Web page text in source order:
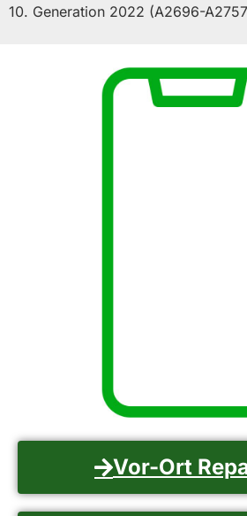
10. Generation 2022 (A2696-
Vor-Ort